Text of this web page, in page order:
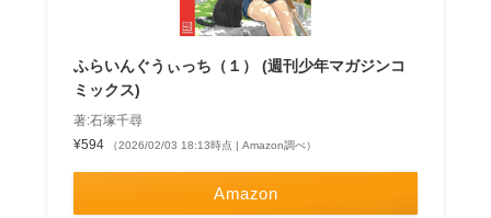
ふらいんぐうぃっち（１） (週刊少年マガジンコ
ミックス)
著:石塚千尋
¥594
（2026/02/03 18:13時点 | Amazon調べ）
Amazon